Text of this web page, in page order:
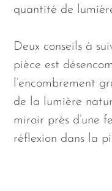
quantité de
Deux conseils à
pièce est
l’encombrement
de la lumière
miroir près d’une
réflexion dans la